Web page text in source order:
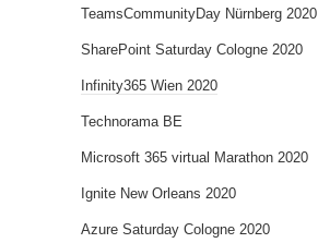
TeamsCommunityDay Nürnberg 2020
SharePoint Saturday Cologne 2020
Infinity365 Wien 2020
Technorama BE
Microsoft 365 virtual Marathon 2020
Ignite New Orleans 2020
Azure Saturday Cologne 2020